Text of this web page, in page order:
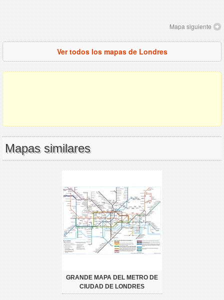
Mapa siguiente
Ver todos los mapas de Londres
Mapas similares
GRANDE MAPA DEL METRO DE
CIUDAD DE LONDRES